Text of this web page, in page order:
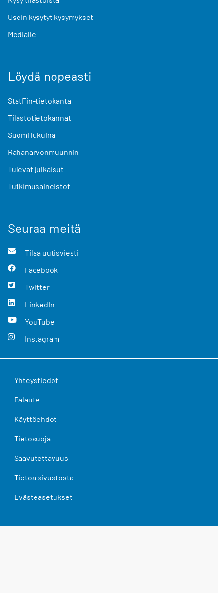
Usein kysytyt kysymykset
Medialle
Löydä nopeasti
StatFin-tietokanta
Tilastotietokannat
Suomi lukuina
Rahanarvonmuunnin
Tulevat julkaisut
Tutkimusaineistot
Seuraa meitä
Tilaa uutisviesti
Facebook
Twitter
LinkedIn
YouTube
Instagram
Yhteystiedot
Palaute
Käyttöehdot
Tietosuoja
Saavutettavuus
Tietoa sivustosta
Evästeasetukset